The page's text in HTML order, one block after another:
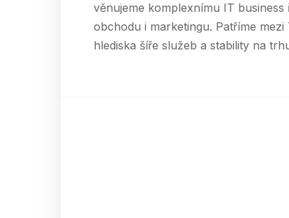
věnujeme komplexnímu IT business
obchodu i marketingu. Patříme
hlediska šíře služeb a stability na